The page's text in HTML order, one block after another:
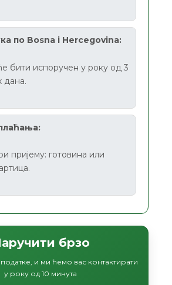
по Bosna i Hercegovina:
бити испоручен у року од 3
дана.
пријему: готовина или
брзо
и ми ћемо вас контактирати
у року од 10 минута